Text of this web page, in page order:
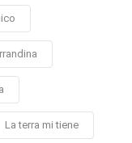
La terra mi tiene